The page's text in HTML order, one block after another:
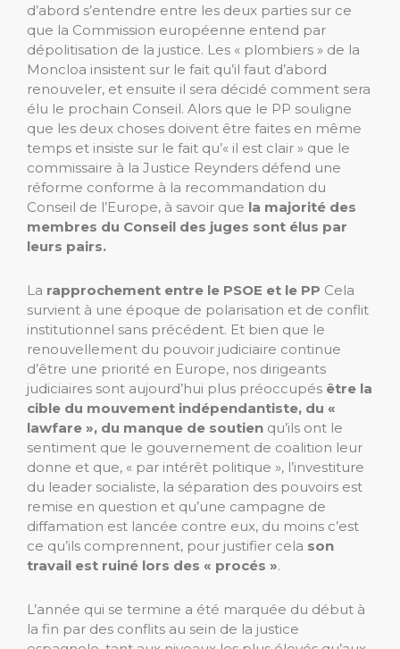
d’abord s’entendre entre les deux parties sur ce
que la Commission européenne entend par
dépolitisation de la justice. Les « plombiers » de la
Moncloa insistent sur le fait qu’il faut d’abord
renouveler, et ensuite il sera décidé comment sera
élu le prochain Conseil. Alors que le PP souligne
que les deux choses doivent être faites en même
temps et insiste sur le fait qu’« il est clair » que le
commissaire à la Justice Reynders défend une
réforme conforme à la recommandation du
Conseil de l’Europe, à savoir que la majorité des
membres du Conseil des juges sont élus par
leurs pairs.
La rapprochement entre le PSOE et le PP Cela
survient à une époque de polarisation et de conflit
institutionnel sans précédent. Et bien que le
renouvellement du pouvoir judiciaire continue
d’être une priorité en Europe, nos dirigeants
judiciaires sont aujourd’hui plus préoccupés être la
cible du mouvement indépendantiste, du «
lawfare », du manque de soutien qu’ils ont le
sentiment que le gouvernement de coalition leur
donne et que, « par intérêt politique », l’investiture
du leader socialiste, la séparation des pouvoirs est
remise en question et qu’une campagne de
diffamation est lancée contre eux, du moins c’est
ce qu’ils comprennent, pour justifier cela son
travail est ruiné lors des « procés ».
L’année qui se termine a été marquée du début à
la fin par des conflits au sein de la justice